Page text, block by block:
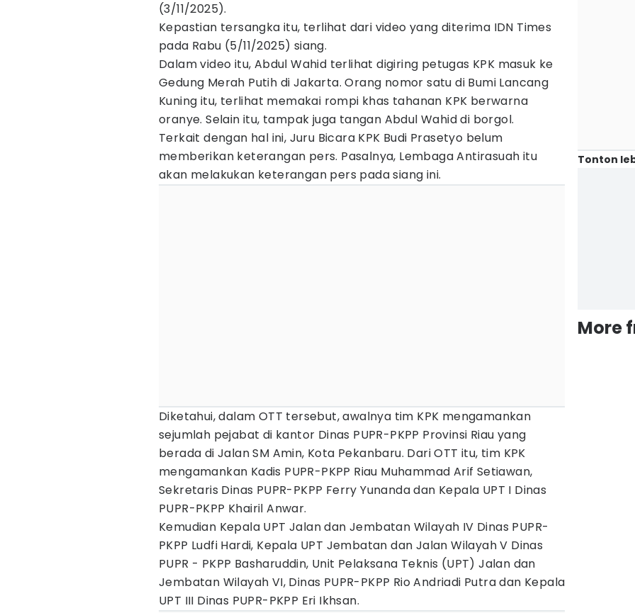
(3/11/2025).
Kepastian tersangka itu, terlihat dari video yang diterima IDN Times
pada Rabu (5/11/2025) siang.
Dalam video itu, Abdul Wahid terlihat digiring petugas KPK masuk ke
Gedung Merah Putih di Jakarta. Orang nomor satu di Bumi Lancang
Kuning itu, terlihat memakai rompi khas tahanan KPK berwarna
oranye. Selain itu, tampak juga tangan Abdul Wahid di borgol.
Terkait dengan hal ini, Juru Bicara KPK Budi Prasetyo belum
memberikan keterangan pers. Pasalnya, Lembaga Antirasuah itu
akan melakukan keterangan pers pada siang ini.
Diketahui, dalam OTT tersebut, awalnya tim KPK mengamankan
sejumlah pejabat di kantor Dinas PUPR-PKPP Provinsi Riau yang
berada di Jalan SM Amin, Kota Pekanbaru. Dari OTT itu, tim KPK
mengamankan Kadis PUPR-PKPP Riau Muhammad Arif Setiawan,
Sekretaris Dinas PUPR-PKPP Ferry Yunanda dan Kepala UPT I Dinas
PUPR-PKPP Khairil Anwar.
Kemudian Kepala UPT Jalan dan Jembatan Wilayah IV Dinas PUPR-
PKPP Ludfi Hardi, Kepala UPT Jembatan dan Jalan Wilayah V Dinas
PUPR - PKPP Basharuddin, Unit Pelaksana Teknis (UPT) Jalan dan
Jembatan Wilayah VI, Dinas PUPR-PKPP Rio Andriadi Putra dan Kepala
UPT III Dinas PUPR-PKPP Eri Ikhsan.
Tonton
More